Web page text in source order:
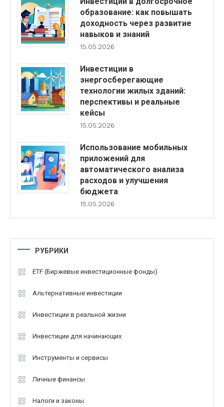
образование: как повышать
доходность через развитие
навыков и знаний
15.05.2026
Инвестиции в
энергосберегающие
технологии жилых зданий:
перспективы и реальные
кейсы
15.05.2026
Использование мобильных
приложений для
автоматического анализа
расходов и улучшения
бюджета
15.05.2026
РУБРИКИ
ETF (Биржевые инвестиционные фонды)
Альтернативные инвестиции
Инвестиции в реальной жизни
Инвестиции для начинающих
Инструменты и сервисы
Личные финансы
Налоги и законы